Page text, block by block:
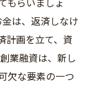
もらいましょ
は、返済しなけ
計画を立て、資
業融資は、新し
欠な要素の一つ